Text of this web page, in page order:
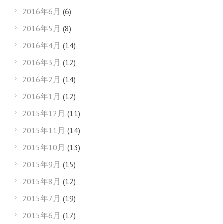
2016年6月 (6)
2016年5月 (8)
2016年4月 (14)
2016年3月 (12)
2016年2月 (14)
2016年1月 (12)
2015年12月 (11)
2015年11月 (14)
2015年10月 (13)
2015年9月 (15)
2015年8月 (12)
2015年7月 (19)
2015年6月 (17)